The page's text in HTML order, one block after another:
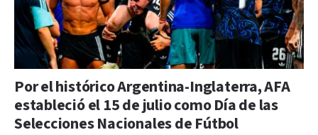
Por el histórico Argentina-Inglaterra, AFA
estableció el 15 de julio como Día de las
Selecciones Nacionales de Fútbol